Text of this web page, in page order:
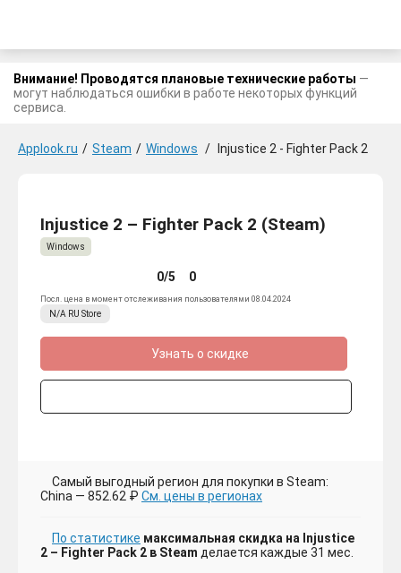
Внимание! Проводятся плановые технические работы —
могут наблюдаться ошибки в работе некоторых функций
сервиса.
Applook.ru / Steam / Windows / Injustice 2 - Fighter Pack 2
Injustice 2 – Fighter Pack 2 (Steam)
Windows
0/5 0
Посл. цена в момент отслеживания пользователями 08.04.2024
N/A RU Store
Узнать о скидке
Самый выгодный регион для покупки в Steam:
China — 852.62 ₽ См. цены в регионах
По статистике максимальная скидка на Injustice
2 – Fighter Pack 2 в Steam делается каждые 31 мес.